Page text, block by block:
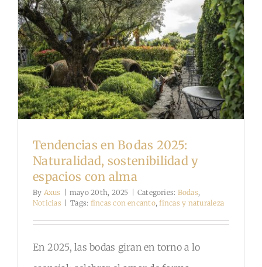
Tendencias en Bodas 2025:
Naturalidad, sostenibilidad y
espacios con alma
By Axus mayo 20th, 2025 Categories: Bodas,
Noticias
Tags: fincas con encanto,fincas y naturaleza
En 2025, las bodas giran en torno a lo